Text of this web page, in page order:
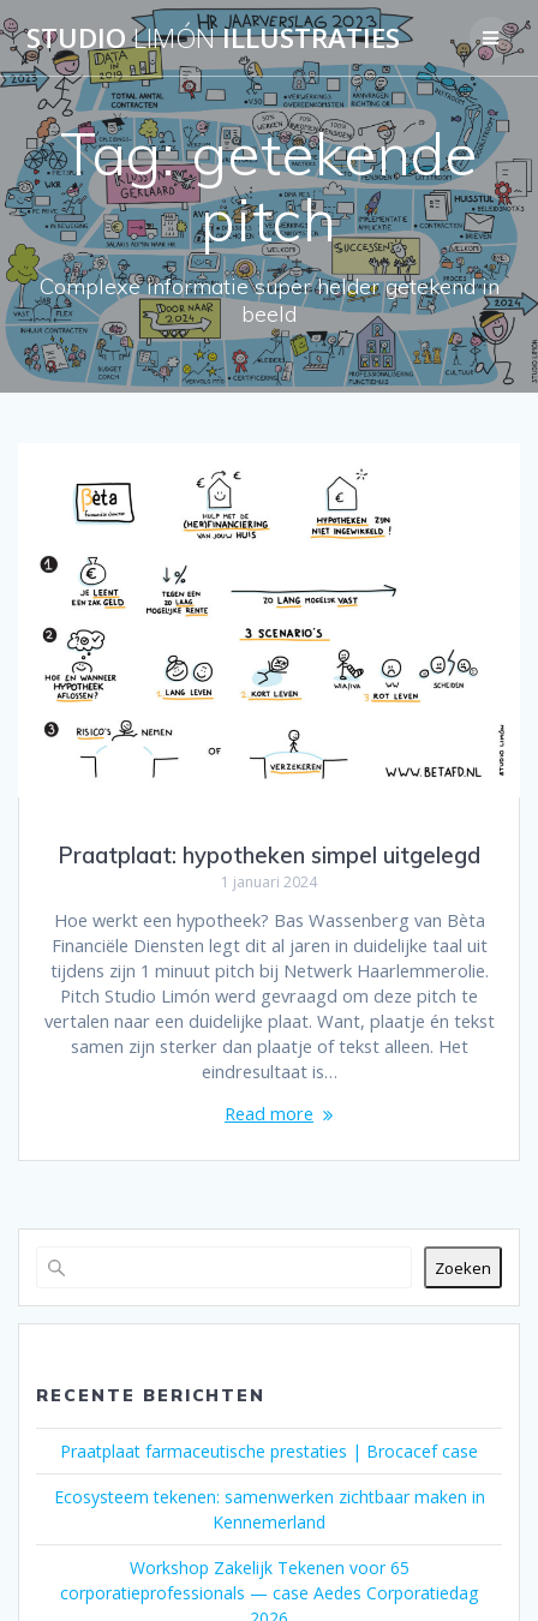
Skip
to
content
STUDIOLIMÓNILLUSTRATIES
Tag:getekende
pitch
Complexe informatie super helder getekend in
beeld
Praatplaat: hypotheken simpel uitgelegd
1 januari 2024
Hoe werkt een hypotheek? Bas Wassenberg van Bèta
Financiële Diensten legt dit al jaren in duidelijke taal uit
tijdens zijn 1 minuut pitch bij Netwerk Haarlemmerolie.
Pitch Studio Limón werd gevraagd om deze pitch te
vertalen naar een duidelijke plaat. Want, plaatje én tekst
samen zijn sterker dan plaatje of tekst alleen. Het
eindresultaat is…
Read more
Zoeken
RECENTE BERICHTEN
Praatplaat farmaceutische prestaties | Brocacef case
Ecosysteem tekenen: samenwerken zichtbaar maken in
Kennemerland
Workshop Zakelijk Tekenen voor 65
corporatieprofessionals — case Aedes Corporatiedag